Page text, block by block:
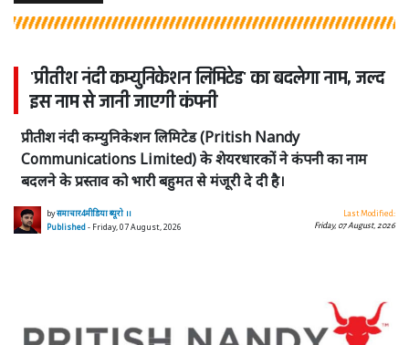
'प्रीतीश नंदी कम्युनिकेशन लिमिटेड' का बदलेगा नाम, जल्द
इस नाम से जानी जाएगी कंपनी
प्रीतीश नंदी कम्युनिकेशन लिमिटेड (Pritish Nandy
Communications Limited) के शेयरधारकों ने कंपनी का नाम
बदलने के प्रस्ताव को भारी बहुमत से मंजूरी दे दी है।
byसमाचार4मीडिया ब्यूरो ।।
Published- Friday, 07 August, 2026
Last Modified:
Friday, 07 August, 2026